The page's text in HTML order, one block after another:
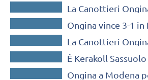
break
SERIE B / C / D
La Canottieri
SERIE B / C / D
Ongina vince 3-1 in
SERIE B / C / D
La Canottieri
con Valtrompia
SERIE B / C / D
È Kerakoll
SERIE B / C / D
Ongina a Modena